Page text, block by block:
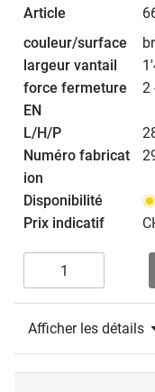
2
Afficher les détails